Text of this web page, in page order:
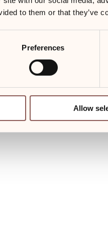
to them or that they’ve
Preferences
Allow